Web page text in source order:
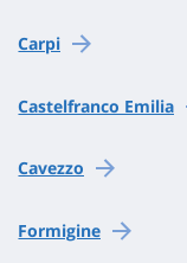
Carpi
Castelfranco Emilia
Cavezzo
Formigine